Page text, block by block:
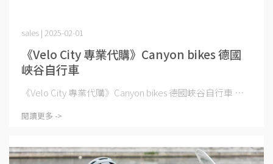
《Velo City 專業代購》Canyon bikes 德國
峽谷自行車
sales | 2025-02-01
《Velo City 專業代購》Canyon bikes 德國峽谷自行車 ⋯
閱讀更多 ->